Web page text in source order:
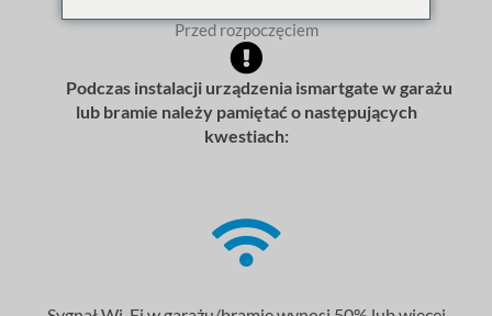
Przed rozpoczęciem
Podczas instalacji urządzenia ismartgate w garażu
lub bramie należy pamiętać o następujących
kwestiach: